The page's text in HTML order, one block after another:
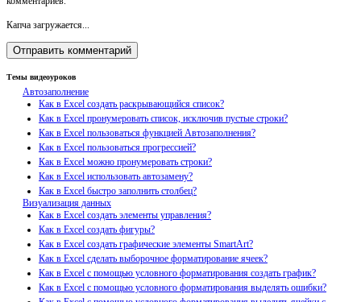
Капча загружается...
Темы видеоуроков
Автозаполнение
Как в Excel создать раскрывающийся список?
Как в Excel пронумеровать список, исключив пустые строки?
Как в Excel пользоваться функцией Автозаполнения?
Как в Excel пользоваться прогрессией?
Как в Excel можно пронумеровать строки?
Как в Excel использовать автозамену?
Как в Excel быстро заполнить столбец?
Визуализация данных
Как в Excel создать элементы управления?
Как в Excel создать фигуры?
Как в Excel создать графические элементы SmartArt?
Как в Excel сделать выборочное форматирование ячеек?
Как в Excel с помощью условного форматирования создать график?
Как в Excel с помощью условного форматирования выделять ошибки?